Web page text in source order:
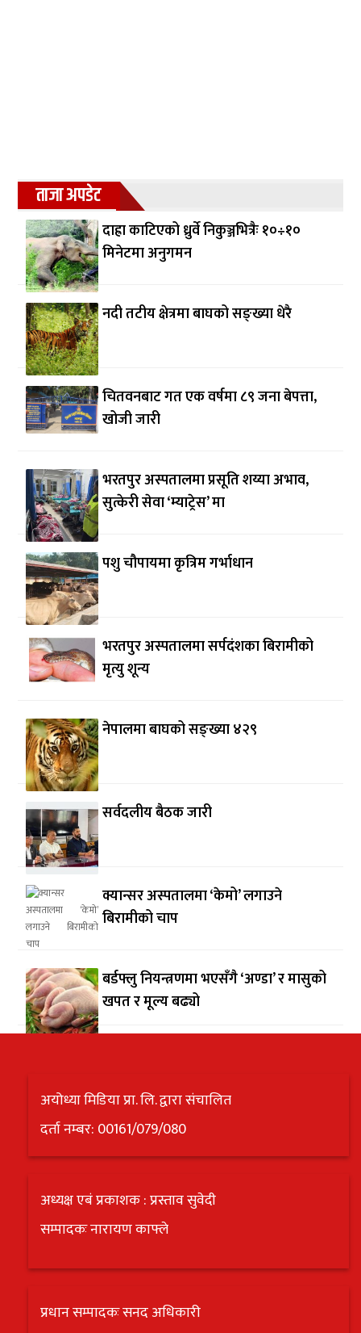
ताजा अपडेट
दाह्रा काटिएको ध्रुर्वे निकुञ्जभित्रैः १०÷१०
मिनेटमा अनुगमन
नदी तटीय क्षेत्रमा बाघको सङ्ख्या धेरै
चितवनबाट गत एक वर्षमा ८९ जना बेपत्ता,
खोजी जारी
भरतपुर अस्पतालमा प्रसूति शय्या अभाव,
सुत्केरी सेवा ‘म्याट्रेस’ मा
पशु चौपायमा कृत्रिम गर्भाधान
भरतपुर अस्पतालमा सर्पदंशका बिरामीको
मृत्यु शून्य
नेपालमा बाघको सङ्ख्या ४२९
सर्वदलीय बैठक जारी
क्यान्सर अस्पतालमा ‘केमो’ लगाउने
बिरामीको चाप
बर्डफ्लु नियन्त्रणमा भएसँगै ‘अण्डा’ र मासुको
खपत र मूल्य बढ्यो
अयोध्या मिडिया प्रा. लि. द्वारा संचालित
दर्ता नम्बर: 00161/079/080
अध्यक्ष एबं प्रकाशक : प्रस्ताव सुवेदी
सम्पादकः नारायण काफ्ले
प्रधान सम्पादकः सनद अधिकारी